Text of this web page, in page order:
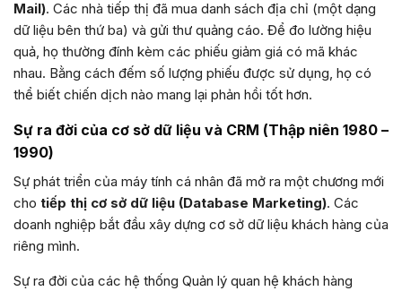
Mail). Các nhà tiếp thị đã mua danh sách địa chỉ (một dạng
dữ liệu bên thứ ba) và gửi thư quảng cáo. Để đo lường hiệu
quả, họ thường đính kèm các phiếu giảm giá có mã khác
nhau. Bằng cách đếm số lượng phiếu được sử dụng, họ có
thể biết chiến dịch nào mang lại phản hồi tốt hơn.
Sự ra đời của cơ sở dữ liệu và CRM (Thập niên 1980 –
1990)
Sự phát triển của máy tính cá nhân đã mở ra một chương mới
cho tiếp thị cơ sở dữ liệu (Database Marketing). Các
doanh nghiệp bắt đầu xây dựng cơ sở dữ liệu khách hàng của
riêng mình.
Sự ra đời của các hệ thống Quản lý quan hệ khách hàng